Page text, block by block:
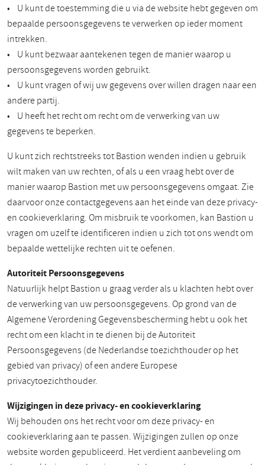
• U kunt de toestemming die u via de website hebt gegeven om
bepaalde persoonsgegevens te verwerken op ieder moment
intrekken.
• U kunt bezwaar aantekenen tegen de manier waarop u
persoonsgegevens worden gebruikt.
• U kunt vragen of wij uw gegevens over willen dragen naar een
andere partij.
• U heeft het recht om recht om de verwerking van uw
gegevens te beperken.
U kunt zich rechtstreeks tot Bastion wenden indien u gebruik
wilt maken van uw rechten, of als u een vraag hebt over de
manier waarop Bastion met uw persoonsgegevens omgaat. Zie
daarvoor onze contactgegevens aan het einde van deze privacy-
en cookieverklaring. Om misbruik te voorkomen, kan Bastion u
vragen om uzelf te identificeren indien u zich tot ons wendt om
bepaalde wettelijke rechten uit te oefenen.
Autoriteit Persoonsgegevens
Natuurlijk helpt Bastion u graag verder als u klachten hebt over
de verwerking van uw persoonsgegevens. Op grond van de
Algemene Verordening Gegevensbescherming hebt u ook het
recht om een klacht in te dienen bij de Autoriteit
Persoonsgegevens (de Nederlandse toezichthouder op het
gebied van privacy) of een andere Europese
privacytoezichthouder.
Wijzigingen in deze privacy- en cookieverklaring
Wij behouden ons het recht voor om deze privacy- en
cookieverklaring aan te passen. Wijzigingen zullen op onze
website worden gepubliceerd. Het verdient aanbeveling om